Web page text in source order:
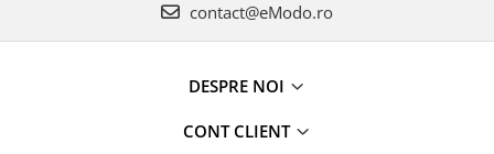
contact@eModo.ro
DESPRE NOI
CONT CLIENT